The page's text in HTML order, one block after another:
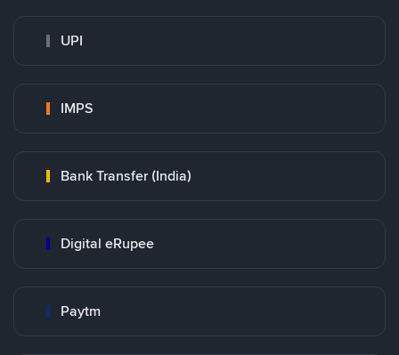
UPI
IMPS
Bank Transfer (India)
Digital eRupee
Paytm